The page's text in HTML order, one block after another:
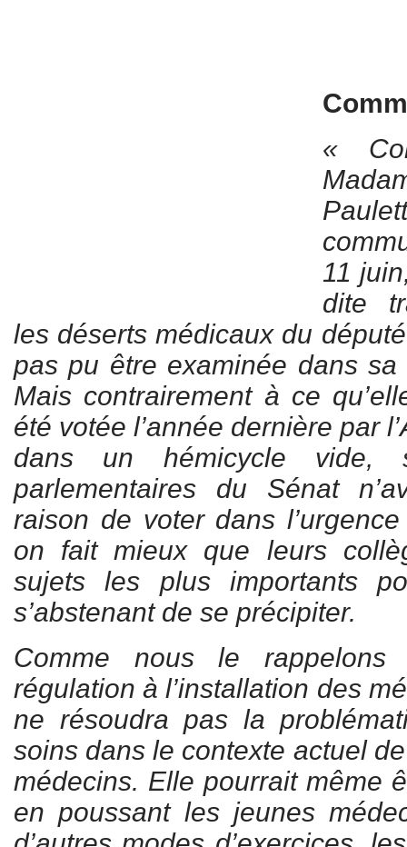
«
11
dite
les déserts médicaux du
pas pu être examinée dans
Mais contrairement à ce
été votée l’année dernière par
dans un hémicycle vide,
parlementaires du Sénat
raison de voter dans
on fait mieux que leurs
sujets les plus importants
s’abstenant de se précipiter.
Comme nous le
régulation à l’installation des
ne résoudra pas la
soins dans le contexte actuel
médecins. Elle pourrait même
en poussant les jeunes